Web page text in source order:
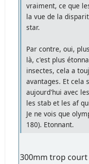
vraiment, ce que
la vue de la
star.
Par contre, oui,
là, c'est plus
insectes, cela a
avantages. Et cela
aujourd'hui avec
les stab et les af
Je ne vois que
180). Etonnant.
300mm trop court